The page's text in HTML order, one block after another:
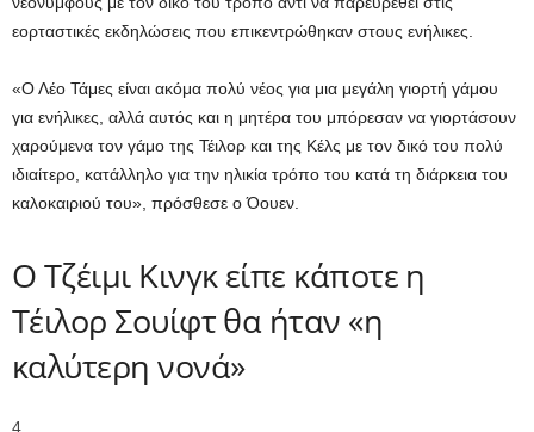
εορταστικές εκδηλώσεις που επικεντρώθηκαν στους ενήλικες.
«Ο Λέο Τάμες είναι ακόμα πολύ νέος για μια μεγάλη γιορτή γάμου
για ενήλικες, αλλά αυτός και η μητέρα του μπόρεσαν να γιορτάσουν
χαρούμενα τον γάμο της Τέιλορ και της Κέλς με τον δικό του πολύ
ιδιαίτερο, κατάλληλο για την ηλικία τρόπο του κατά τη διάρκεια του
καλοκαιριού του», πρόσθεσε ο Όουεν.
Ο Τζέιμι Κινγκ είπε κάποτε η
Τέιλορ Σουίφτ θα ήταν «η
καλύτερη νονά»
4